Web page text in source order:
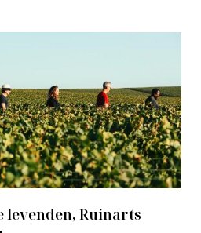
levenden, Ruinarts